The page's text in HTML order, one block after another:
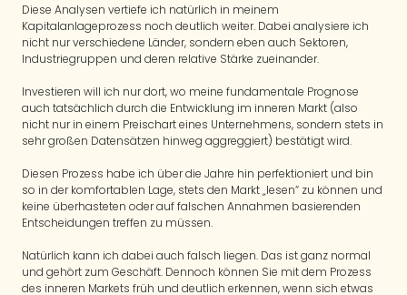
Diese Analysen vertiefe ich natürlich in meinem
Kapitalanlageprozess noch deutlich weiter. Dabei analysiere ich
nicht nur verschiedene Länder, sondern eben auch Sektoren,
Industriegruppen und deren relative Stärke zueinander.
Investieren will ich nur dort, wo meine fundamentale Prognose
auch tatsächlich durch die Entwicklung im inneren Markt (also
nicht nur in einem Preischart eines Unternehmens, sondern stets in
sehr großen Datensätzen hinweg aggreggiert) bestätigt wird.
Diesen Prozess habe ich über die Jahre hin perfektioniert und bin
so in der komfortablen Lage, stets den Markt „lesen“ zu können und
keine überhasteten oder auf falschen Annahmen basierenden
Entscheidungen treffen zu müssen.
Natürlich kann ich dabei auch falsch liegen. Das ist ganz normal
und gehört zum Geschäft. Dennoch können Sie mit dem Prozess
des inneren Markets früh und deutlich erkennen, wenn sich etwas